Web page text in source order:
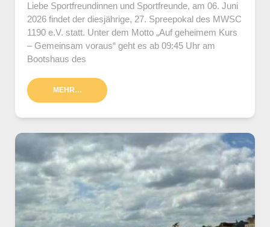
Liebe Sportfreundinnen und Sportfreunde, am 06. Juni
2026 findet der diesjährige, 27. Spreepokal des MWSC
1190 e.V. statt. Unter dem Motto „Auf geheimem Kurs
– Gemeinsam voraus“ geht es ab 09:45 Uhr am
Bootshaus des
MEHR…